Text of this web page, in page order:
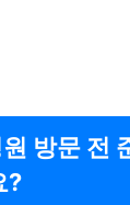
방문 전
?